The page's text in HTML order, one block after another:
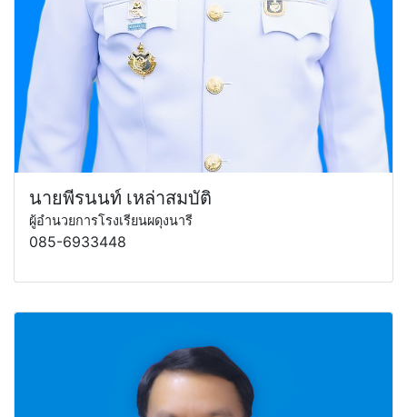
นายพีรนนท์ เหล่าสมบัติ
ผู้อำนวยการโรงเรียนผดุงนารี
085-6933448